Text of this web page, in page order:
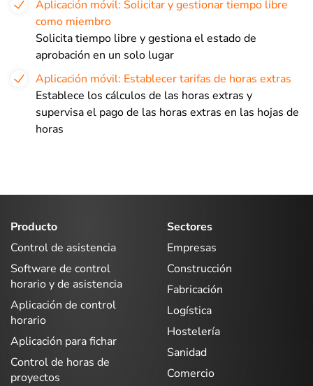
Aplicación móvil: Solicitar y gestionar tiempo libre
como miembro
Solicita tiempo libre y gestiona el estado de
aprobación en un solo lugar
Aplicación móvil: Establecer tarifas de horas extras
Establece los cálculos de las horas extras y
supervisa el pago de las horas extras en las hojas de
horas
Producto
Control de asistencia
Software de control
horario y de asistencia
Aplicación de control
horario
Aplicación para fichar
Control de horas de
proyectos
Sectores
Empresas
Construcción
Fabricación
Logística
Hostelería
Sanidad
Comercio